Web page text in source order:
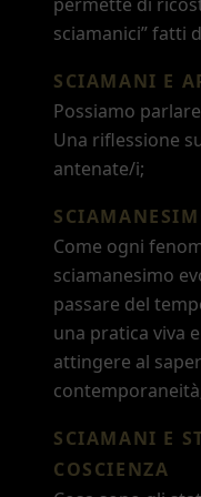
permette di
sciamanici” fatti
SCIAMANI E
Possiamo
Una riflessione
antenate/i;
Come ogni
sciamanesimo
passare del
una pratica viva
attingere al
SCIAMANI E
COSCIENZA